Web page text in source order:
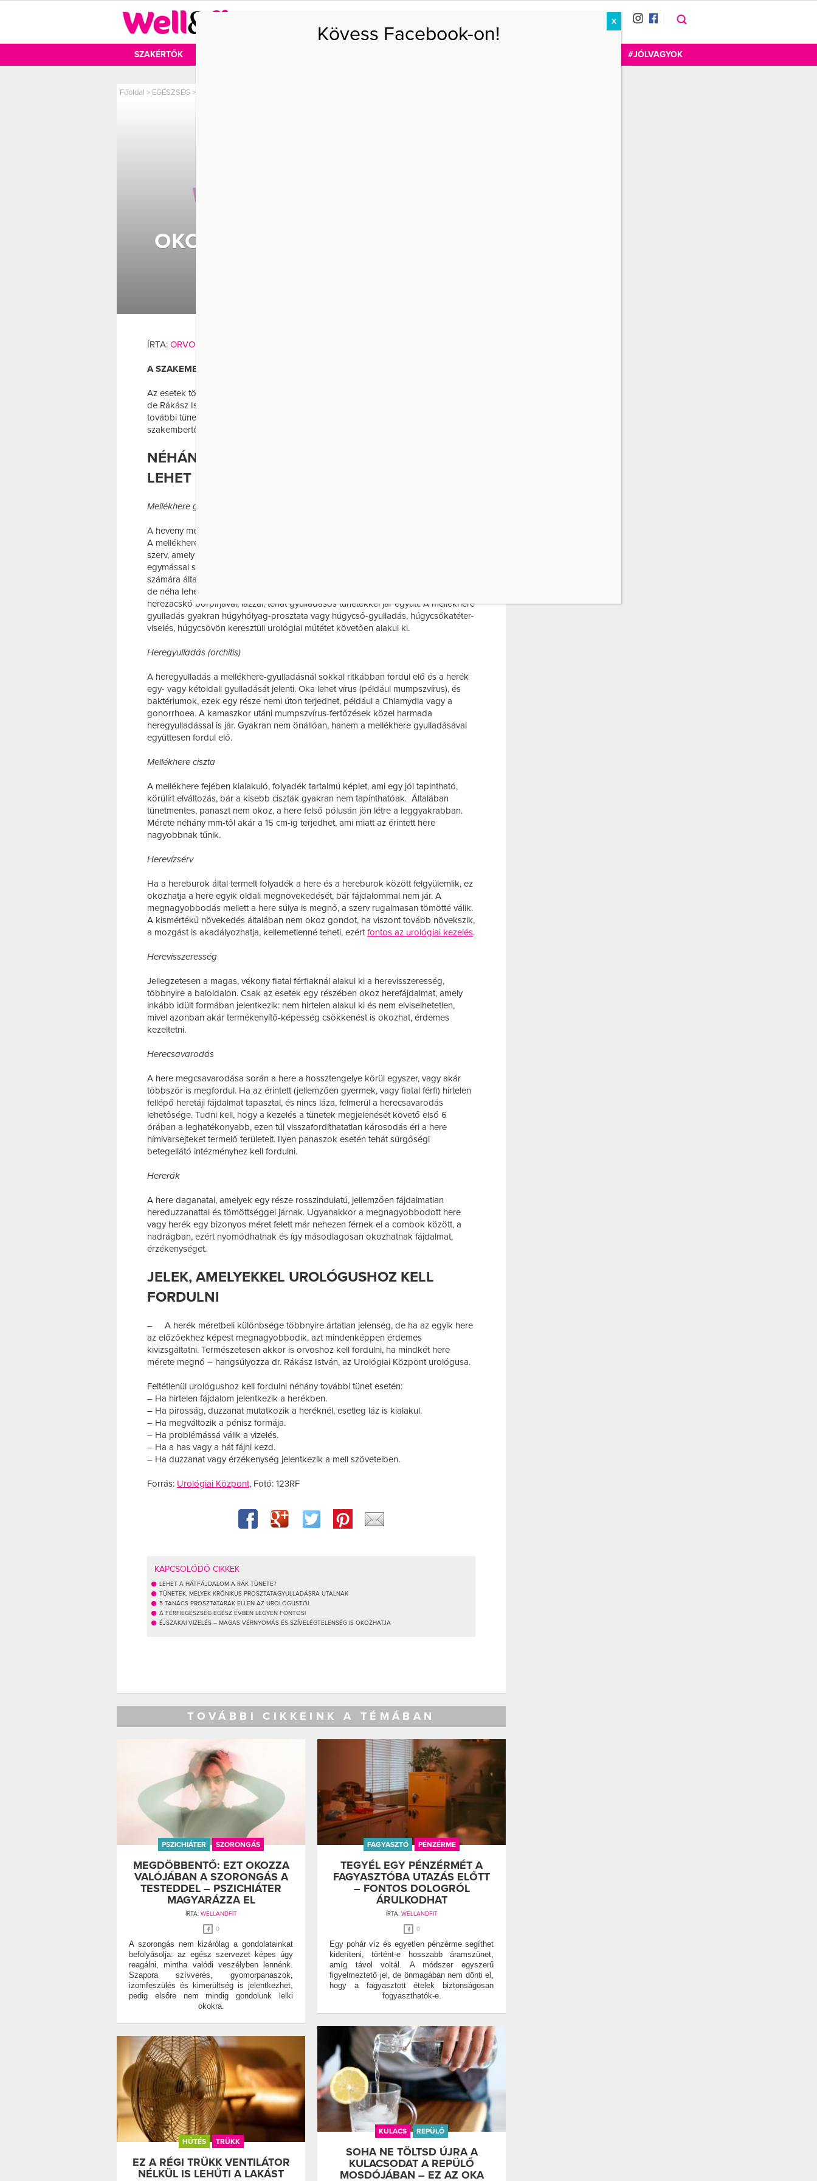
SZAKÉRTŐK #JÓLVAGYOK
Főoldal > EGÉSZSÉG>
OKOK, AMIÉRT AZ EGYIK HERE
ÍRTA: ORVOSI HÍRKÖZPONT
A SZAKEMBERTŐL ARRÓL MESÉLT, MIKOR SZÜKSÉGES A KIVIZSGÁLÁS.
Az esetek többségében teljesen normális, ha
de Rákász István, az Urológiai Központ urológusa szerint van néhány olyan
további tünet, amely a méretkülönbséggel együtt már gyanúra adhat okot. A
szakembertől arról mesélt, mikor szükséges a kivizsgálás.
NÉHÁNY OK, AMIÉRT AZ EGYIK HERE NAGYOBB
LEHET
Mellékhere gyulladás (Epididymitis)
A heveny mellékhere gyulladás gyakrabban érint középkorú és idősebb férfiakat.
A mellékhere a here hátsó felszíne mentén elhelyezkedő, csőszerű képletekből álló
szerv, amely a spermium sejtek érésére és tárolására szolgál. A here és mellékhere
egymással szorosan összefüggő egységet képeznek, ezért a fájdalmuk a beteg
számára általában nem elkülöníthető. A fájdalom gyorsan alakul ki, általában erős,
de néha lehet enyhébb is. A fájdalom hereduzzanattal, tömöttséggel és a
herezacskó bőrpírjával, lázzal, tehát gyulladásos tünetekkel jár együtt. A mellékhere
gyulladás gyakran húgyhólyag-prosztata vagy húgycső-gyulladás, húgycsőkatéter-
viselés, húgycsövön keresztüli urológiai műtétet követően alakul ki.
Heregyulladás (orchitis)
A heregyulladás a mellékhere-gyulladásnál sokkal ritkábban fordul elő és a herék
egy- vagy kétoldali gyulladását jelenti. Oka lehet vírus (például mumpszvírus), és
baktériumok, ezek egy része nemi úton terjedhet, például a Chlamydia vagy a
gonorrhoea. A kamaszkor utáni mumpszvírus-fertőzések közel harmada
heregyulladással is jár. Gyakran nem önállóan, hanem a mellékhere gyulladásával
együttesen fordul elő.
Mellékhere ciszta
A mellékhere fejében kialakuló, folyadék tartalmú képlet, ami egy jól tapintható,
körülírt elváltozás, bár a kisebb ciszták gyakran nem tapinthatóak. Általában
tünetmentes, panaszt nem okoz, a here felső pólusán jön létre a leggyakrabban.
Mérete néhány mm-től akár a 15 cm-ig terjedhet, ami miatt az érintett here
nagyobbnak tűnik.
Herevízsérv
Ha a hereburok által termelt folyadék a here és a hereburok között felgyülemlik, ez
okozhatja a here egyik oldali megnövekedését, bár fájdalommal nem jár. A
megnagyobbodás mellett a here súlya is megnő, a szerv rugalmasan tömötté válik.
A kismértékű növekedés általában nem okoz gondot, ha viszont tovább növekszik,
a mozgást is akadályozhatja, kellemetlenné teheti, ezértfontos az urológiai kezelés.
Herevisszeresség
Jellegzetesen a magas, vékony fiatal férfiaknál alakul ki a herevisszeresség,
többnyire a baloldalon. Csak az esetek egy részében okoz herefájdalmat, amely
inkább idült formában jelentkezik: nem hirtelen alakul ki és nem elviselhetetlen,
mivel azonban akár termékenyítő-képesség csökkenést is okozhat, érdemes
kezeltetni.
Herecsavarodás
A here megcsavarodása során a here a hossztengelye körül egyszer, vagy akár
többször is megfordul. Ha az érintett (jellemzően gyermek, vagy fiatal férfi) hirtelen
fellépő heretáji fájdalmat tapasztal, és nincs láza, felmerül a herecsavarodás
lehetősége. Tudni kell, hogy a kezelés a tünetek megjelenését követő első 6
órában a leghatékonyabb, ezen túl visszafordíthatatlan károsodás éri a here
hímivarsejteket termelő területeit. Ilyen panaszok esetén tehát sürgőségi
betegellátó intézményhez kell fordulni.
Hererák
A here daganatai, amelyek egy része rosszindulatú, jellemzően fájdalmatlan
hereduzzanattal és tömöttséggel járnak. Ugyanakkor a megnagyobbodott here
vagy herék egy bizonyos méret felett már nehezen férnek el a combok között, a
nadrágban, ezért nyomódhatnak és így másodlagosan okozhatnak fájdalmat,
érzékenységet.
JELEK, AMELYEKKEL UROLÓGUSHOZ KELL
FORDULNI
–
A herék méretbeli különbsége többnyire ártatlan jelenség, de ha az egyik here
az előzőekhez képest megnagyobbodik, azt mindenképpen érdemes
kivizsgáltatni. Természetesen akkor is orvoshoz kell fordulni, ha mindkét here
mérete megnő – hangsúlyozza dr. Rákász István, az Urológiai Központ urológusa.
Feltétlenül urológushoz kell fordulni néhány további tünet esetén:
– Ha hirtelen fájdalom jelentkezik a herékben.
– Ha pirosság, duzzanat mutatkozik a heréknél, esetleg láz is kialakul.
– Ha megváltozik a pénisz formája.
– Ha problémássá válik a vizelés.
– Ha a has vagy a hát fájni kezd.
– Ha duzzanat vagy érzékenység jelentkezik a mell szöveteiben.
Forrás: Urológiai Központ, Fotó: 123RF
KAPCSOLÓDÓ CIKKEK
LEHET A HÁTFÁJDALOM A RÁK TÜNETE?
TÜNETEK, MELYEK KRÓNIKUS PROSZTATAGYULLADÁSRA UTALNAK
5 TANÁCS PROSZTATARÁK ELLEN AZ UROLÓGUSTÓL
A FÉRFIEGÉSZSÉG EGÉSZ ÉVBEN LEGYEN FONTOS!
ÉJSZAKAI VIZELÉS – MAGAS VÉRNYOMÁS ÉS SZÍVELÉGTELENSÉG IS OKOZHATJA
TOVÁBBI CIKKEINK A TÉMÁBAN
PSZICHIÁTER SZORONGÁS
MEGDÖBBENTŐ: EZT OKOZZA
VALÓJÁBAN A SZORONGÁS A
TESTEDDEL – PSZICHIÁTER
MAGYARÁZZA EL
ÍRTA: WELLANDFIT
0
A szorongás nem kizárólag a gondolatainkat
befolyásolja: az egész szervezet képes úgy
reagálni, mintha valódi veszélyben lennénk.
Szapora szívverés, gyomorpanaszok,
izomfeszülés és kimerültség is jelentkezhet,
pedig elsőre nem mindig gondolunk lelki
okokra.
FAGYASZTÓ PÉNZÉRME
TEGYÉL EGY PÉNZÉRMÉT A
FAGYASZTÓBA UTAZÁS ELŐTT
– FONTOS DOLOGRÓL
ÁRULKODHAT
ÍRTA: WELLANDFIT
0
Egy pohár víz és egyetlen pénzérme segíthet
kideríteni, történt-e hosszabb áramszünet,
amíg távol voltál. A módszer egyszerű
figyelmeztető jel, de önmagában nem dönti el,
hogy a fagyasztott ételek biztonságosan
fogyaszthatók-e.
KULACS REPÜLŐ
SOHA NE TÖLTSD ÚJRA A
KULACSODAT A REPÜLŐ
MOSDÓJÁBAN – EZ AZ OKA
HŰTÉS TRÜKK
EZ A RÉGI TRÜKK VENTILÁTOR
NÉLKÜL IS LEHŰTI A LAKÁST
Kövess Facebook-on!
X